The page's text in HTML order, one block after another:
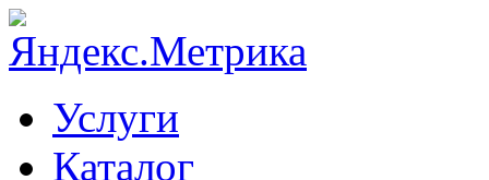
Услуги
Каталог